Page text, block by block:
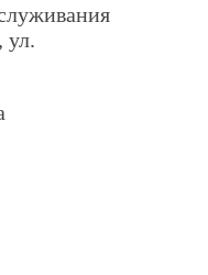
ул.